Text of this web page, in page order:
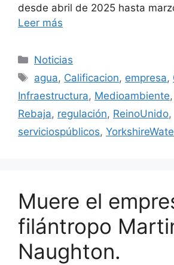
desde abril de 2025 hasta
Leer más
Categorías
Noticias
Etiquetas
agua, Calificacion, empresa,
Infraestructura, Medioambiente,
Rebaja, regulación, ReinoUnido,
serviciospúblicos,
Muere el
filántropo
Naughton.